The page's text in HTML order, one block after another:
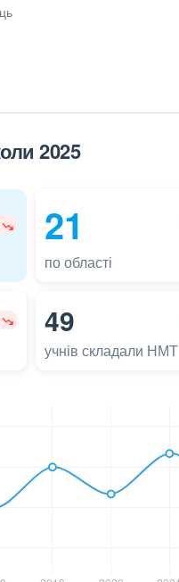
2025
21
по області
49
учнів складали НМТ